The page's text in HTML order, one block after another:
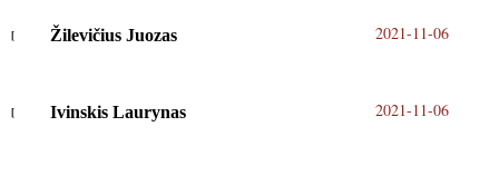
Žilevičius Juozas 2021-11-06
Ivinskis Laurynas 2021-11-06